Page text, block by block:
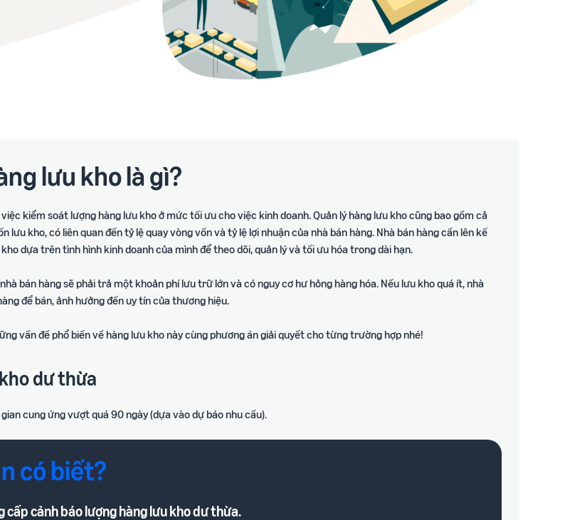
tổng quan và lộ trình mở bán năm đầu tiên
doanh thu, chi phí trên từng sản phẩm
lưu kho là gì?
kiểm soát lượng hàng lưu kho ở mức tối ưu cho việc kinh doanh. Quản lý hàng lưu kho cũng bao gồm cả
lưu kho, có liên quan đến tỷ lệ quay vòng vốn và tỷ lệ lợi nhuận của nhà bán hàng. Nhà bán hàng cần lên kế
dựa trên tình hình kinh doanh của mình để theo dõi, quản lý và tối ưu hóa trong dài hạn.
bán hàng sẽ phải trả một khoản phí lưu trữ lớn và có nguy cơ hư hỏng hàng hóa. Nếu lưu kho quá ít, nhà
để bán, ảnh hưởng đến uy tín của thương hiệu.
vấn đề phổ biến về hàng lưu kho này cùng phương án giải quyết cho từng trường hợp nhé!
dư thừa
cung ứng vượt quá 90 ngày (dựa vào dự báo nhu cầu).
có biết?
cấp cảnh báo lượng hàng lưu kho dư thừa.